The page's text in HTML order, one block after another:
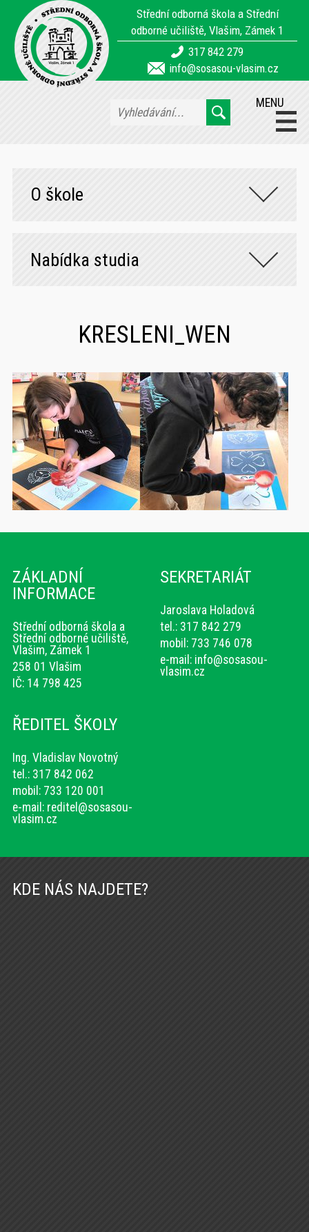
Střední odborná škola a Střední
odborné učiliště, Vlašim, Zámek 1
317 842 279
info@sosasou-vlasim.cz
MENU
O škole
Nabídka studia
KRESLENI_WEN
ZÁKLADNÍ
INFORMACE
Střední odborná škola a
Střední odborné učiliště,
Vlašim, Zámek 1
258 01 Vlašim
IČ: 14 798 425
SEKRETARIÁT
Jaroslava Holadová
tel.: 317 842 279
mobil: 733 746 078
e-mail: info@sosasou-
vlasim.cz
ŘEDITEL ŠKOLY
Ing. Vladislav Novotný
tel.: 317 842 062
mobil: 733 120 001
e-mail: reditel@sosasou-
vlasim.cz
KDE NÁS NAJDETE?